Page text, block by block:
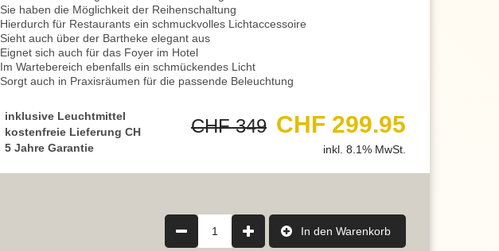
Sie haben die Möglichkeit der Reihenschaltung
Hierdurch für Restaurants ein schmuckvolles Lichtaccessoire
Sieht auch über der Bartheke elegant aus
Eignet sich auch für das Foyer im Hotel
Im Wartebereich ebenfalls ein schmückendes Licht
Sorgt auch in Praxisräumen für die passende Beleuchtung
Kann ebenso gut in Ihrem Wohnzimmer Anwendung finden
Der attraktive Allrounder hat einen Switch Dimmer integriert
Die Helligkeit können Sie in 3 Stufen variieren
Leichte Steuerung über den normalen Wandschalter
inklusive Leuchtmittel
kostenfreie Lieferung CH
5 Jahre Garantie
CHF 349 CHF 299.95
inkl. 8.1% MwSt.
1 In den Warenkorb